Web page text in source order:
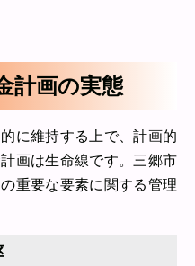
計画の実態
に維持する上で、計画的
画は生命線です。三郷市
重要な要素に関する管理